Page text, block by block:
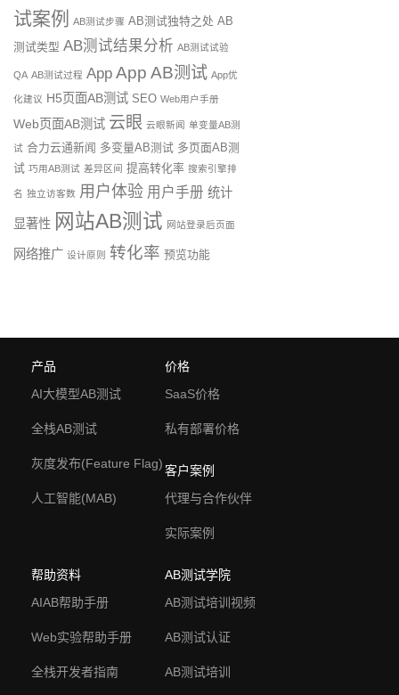
试案例
AB测试步骤 AB测试独特之处 AB
测试类型 AB测试结果分析 AB测试试验
QA AB测试过程 App App AB测试 App优
化建议 H5页面AB测试 SEO Web用户手册
Web页面AB测试 云眼 云眼新闻 单变量AB测
试 合力云通新闻 多变量AB测试 多页面AB测
试 巧用AB测试 差异区间 提高转化率 搜索引擎排
名 独立访客数 用户体验 用户手册 统计
显著性 网站AB测试 网站登录后页面
网络推广 设计原则 转化率 预览功能
产品
AI大模型AB测试
全栈AB测试
灰度发布(Feature Flag)
人工智能(MAB)
价格
SaaS价格
私有部署价格
客户案例
代理与合作伙伴
实际案例
帮助资料
AIAB帮助手册
Web实验帮助手册
全栈开发者指南
AB测试学院
AB测试培训视频
AB测试认证
AB测试培训